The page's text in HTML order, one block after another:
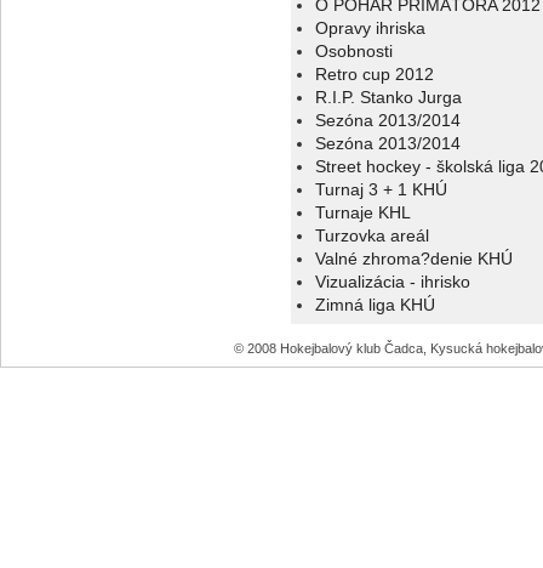
O POHÁR PRIMÁTORA 2012
Opravy ihriska
Osobnosti
Retro cup 2012
R.I.P. Stanko Jurga
Sezóna 2013/2014
Sezóna 2013/2014
Street hockey - školská liga
Turnaj 3 + 1 KHÚ
Turnaje KHL
Turzovka areál
Valné zhroma?denie KHÚ
Vizualizácia - ihrisko
Zimná liga KHÚ
© 2008 Hokejbalový klub Čadca, Kysucká